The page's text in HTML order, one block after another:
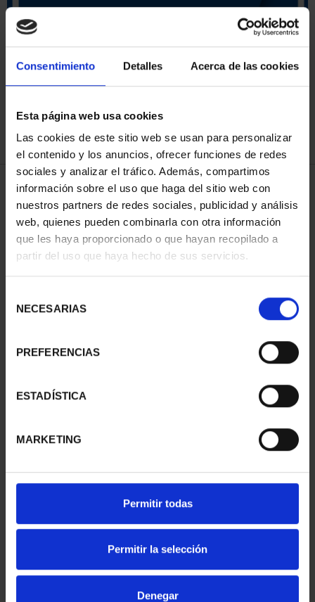
Consentimiento Detalles Acerca de las cookies
Esta página web usa cookies
Las cookies de este sitio web se usan para personalizar
el contenido y los anuncios, ofrecer funciones de redes
sociales y analizar el tráfico. Además, compartimos
información sobre el uso que haga del sitio web con
nuestros partners de redes sociales, publicidad y análisis
web, quienes pueden combinarla con otra información
que les haya proporcionado o que hayan recopilado a
partir del uso que haya hecho de sus servicios.
NECESARIAS
PREFERENCIAS
ESTADÍSTICA
MARKETING
Permitir todas
Permitir la selección
Denegar
ORDENAR POR:
3 Productos encontrados
(2023) 8 REALES
140,00 €
(2024) 8 REALES
140,00 €